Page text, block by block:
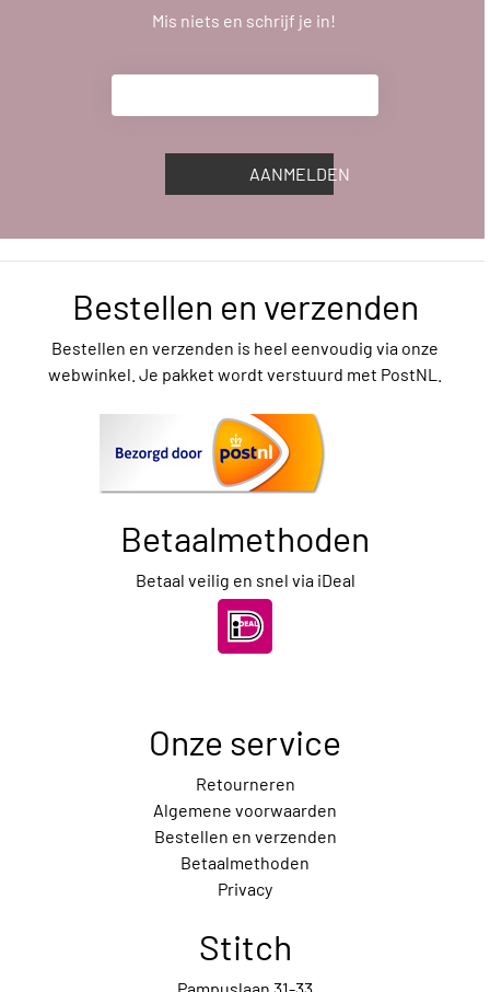
Mis niets en schrijf je in!
AANMELDEN
Bestellen en verzenden
Bestellen en verzenden is heel eenvoudig via onze
webwinkel. Je pakket wordt verstuurd met PostNL.
Betaalmethoden
Betaal veilig en snel via iDeal
Onze service
Retourneren
Algemene voorwaarden
Bestellen en verzenden
Betaalmethoden
Privacy
Stitch